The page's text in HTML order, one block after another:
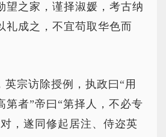
望之家，谨择淑媛，考古纳
礼成之，不宜苟取华色而
英宗访除授例，执政曰“用
第者”帝曰“第择人，不必专
，遂同修起居注、侍迩英